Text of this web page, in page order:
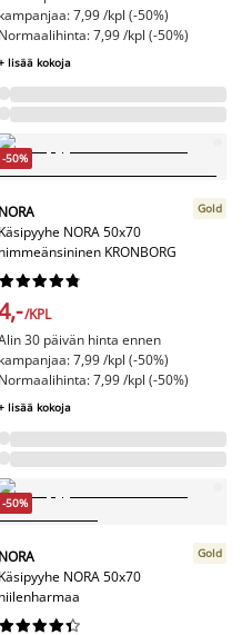
kampanjaa: 7,99 /kpl (-50%)
Normaalihinta: 7,99 /kpl (-50%)
lisää kokoja
-50%
NORA
Käsipyyhe NORA 50x70
himmeänsininen KRONBORG
Gold






/KPL
30 päivän hinta ennen
kampanjaa: 7,99 /kpl (-50%)
Normaalihinta: 7,99 /kpl (-50%)
lisää kokoja
-50%
NORA
Käsipyyhe NORA 50x70
hiilenharmaa
Gold





